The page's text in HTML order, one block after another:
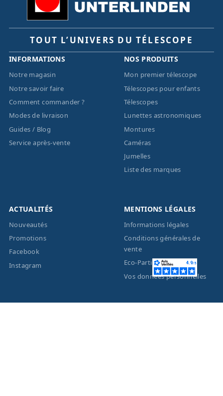
TOUT L’UNIVERS DU TÉLESCOPE
INFORMATIONS
Notre magasin
Notre savoir faire
Comment commander ?
Modes de livraison
Guides / Blog
Service après-vente
NOS PRODUITS
Mon premier télescope
Télescopes pour enfants
Télescopes
Lunettes astronomiques
Montures
Caméras
Jumelles
Liste des marques
ACTUALITÉS
Nouveautés
Promotions
Facebook
Instagram
MENTIONS LÉGALES
Informations légales
Conditions générales de
vente
Eco-Participation
Vos données personnelles